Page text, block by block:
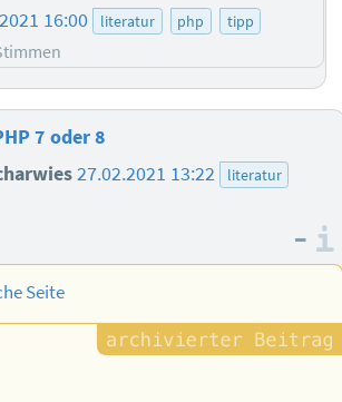
16:00 literatur php tipp
7 oder 8
27.02.2021 13:22
literatur
–
Seite